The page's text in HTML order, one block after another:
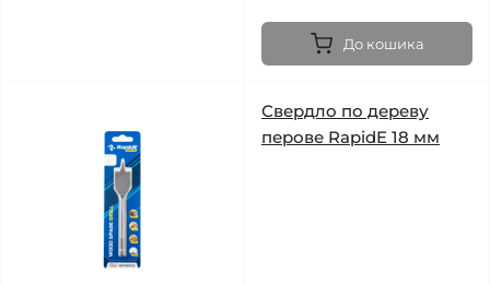
До кошика
Свердло по дереву
перове RapidE 18 мм